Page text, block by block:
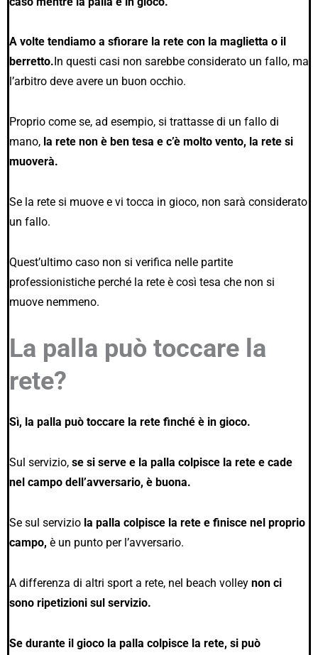
A volte tendiamo a sfiorare la rete con la maglietta o il
berretto. In questi casi non sarebbe considerato un fallo, ma
l’arbitro deve avere un buon occhio.
Proprio come se, ad esempio, si trattasse di un fallo di
mano, la rete non è ben tesa e c’è molto vento, la rete si
muoverà.
Se la rete si muove e vi tocca in gioco, non sarà considerato
un fallo.
Quest’ultimo caso non si verifica nelle partite
professionistiche perché la rete è così tesa che non si
muove nemmeno.
La palla può toccare la
rete?
Sì, la palla può toccare la rete finché è in gioco.
Sul servizio, se si serve e la palla colpisce la rete e cade
nel campo dell’avversario, è buona.
Se sul servizio la palla colpisce la rete e finisce nel proprio
campo, è un punto per l’avversario.
A differenza di altri sport a rete, nel beach volley non ci
sono ripetizioni sul servizio.
Se durante il gioco la palla colpisce la rete, si può